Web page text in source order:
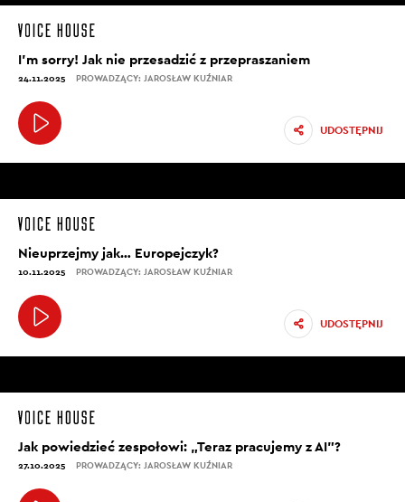
I’m sorry! Jak nie przesadzić z przepraszaniem
24.11.2025 PROWADZĄCY: JAROSŁAW KUŹNIAR
UDOSTĘPNIJ
Nieuprzejmy jak… Europejczyk?
10.11.2025 PROWADZĄCY: JAROSŁAW KUŹNIAR
UDOSTĘPNIJ
Jak powiedzieć zespołowi: „Teraz pracujemy z AI”?
27.10.2025 PROWADZĄCY: JAROSŁAW KUŹNIAR